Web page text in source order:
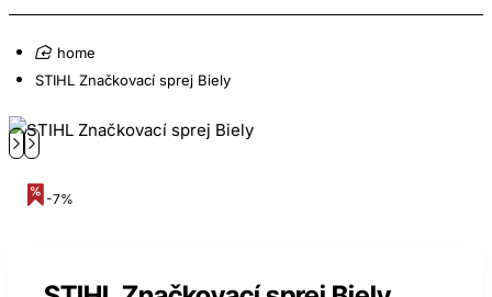
home
STIHL Značkovací sprej Biely
-7%